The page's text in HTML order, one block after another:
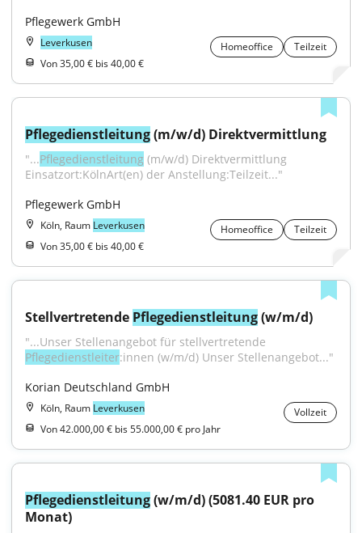
Pflegewerk GmbH
Leverkusen Homeoffice
Teilzeit
Von 35,00 € bis 40,00 €
Pflegedienstleitung (m/w/d) Direktvermittlung
"...Pflegedienstleitung (m/w/d) Direktvermittlung
Einsatzort:KölnArt(en) der Anstellung:Teilzeit..."
Pflegewerk GmbH
Köln, Raum Leverkusen Homeoffice
Teilzeit
Von 35,00 € bis 40,00 €
Stellvertretende Pflegedienstleitung (w/m/d)
Pflegedienstleiter:innen (w/m/d) Unser Stellenangebot..."
Korian Deutschland GmbH
Köln, Raum Leverkusen
Vollzeit
Von 42.000,00 € bis 55.000,00 € pro Jahr
Pflegedienstleitung (w/m/d) (5081.40 EUR pro
Monat)